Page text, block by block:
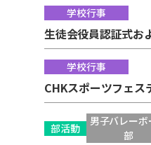
学校行事
生徒会役員認証式お
学校行事
CHKスポーツフェス
部活動
男子バレーボ
部